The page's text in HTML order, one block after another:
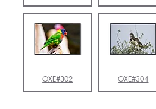
OXE#302 OXE#304